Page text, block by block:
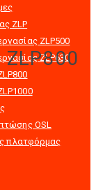
ZLP
ZLP500
ZLP630
OSL
πλατφόρμας